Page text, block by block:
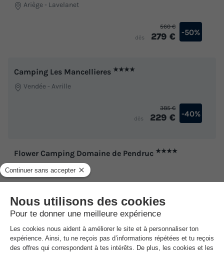
Ariège - Lavelanet
560 €
dès
279 € -50%
Camping Les Mancellieres ★★★★
Vendée - Avrille
385 €
dès
229 € -40%
Flower Camping Domaine de Pendruc ★★★★
Finistère -Tregunc
dès
339 €
Camping les Rives d'Auzon ★★★
Ardèche-Lavilledieu